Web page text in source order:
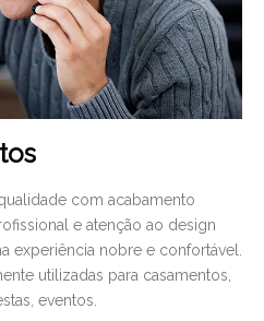
com acabamento
e atenção ao design
experiência nobre e confortável.
utilizadas para casamentos,
eventos.